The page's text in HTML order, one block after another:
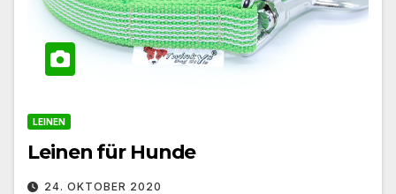
LEINEN
Leinen für Hunde
24. OKTOBER 2020